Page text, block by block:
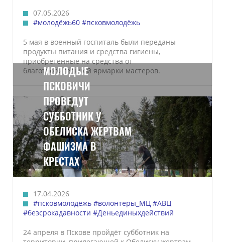
07.05.2026
#молодёжь60 #псковмолодёжь
5 мая в военный госпиталь были переданы
продукты питания и средства гигиены,
приобретённые на средства от
благотворительной ярмарки мастеров.
МОЛОДЫЕ
ПСКОВИЧИ
ПРОВЕДУТ
СУББОТНИК У
ОБЕЛИСКА ЖЕРТВАМ
ФАШИЗМА В
КРЕСТАХ
17.04.2026
#псковмолодёжь #волонтеры_МЦ #АВЦ
#безсрокадавности #Деньединыхдействий
24 апреля в Пскове пройдёт субботник на